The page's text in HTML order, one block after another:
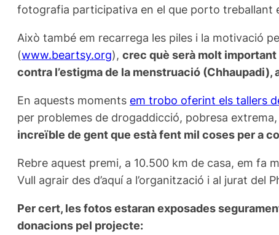
fotografia participativa en el que porto treballant
Això també em recarrega les piles i la motivació
(www.beartsy.org), crec què serà molt
contra l’estigma de la menstruació (Chhaupadi),
En aquests moments em trobo oferint els tallers
per problemes de drogaddicció, pobresa
increïble de gent que està fent mil coses per a
Rebre aquest premi, a 10.500 km de casa, em fa
Vull agrair des d’aquí a l’organització i al jurat
Per cert, les fotos estaran exposades
donacions pel projecte: